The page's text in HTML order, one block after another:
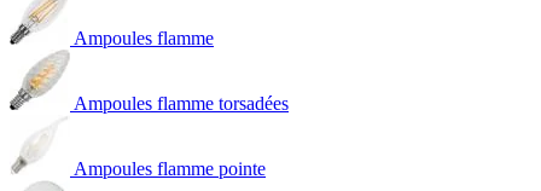
Ampoules flamme
Ampoules flamme torsadées
Ampoules flamme pointe